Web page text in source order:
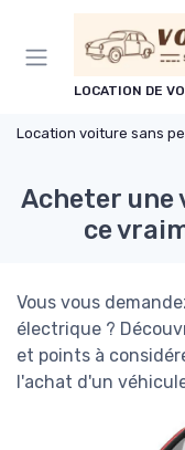
LOCATION DE
Location voiture sans
Acheter une
ce
Vous vous
électrique ?
et points à
l'achat d'un